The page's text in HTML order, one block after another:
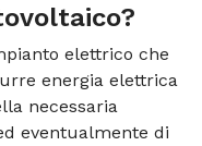
?
elettrico che
energia elettrica
necessaria
eventualmente di